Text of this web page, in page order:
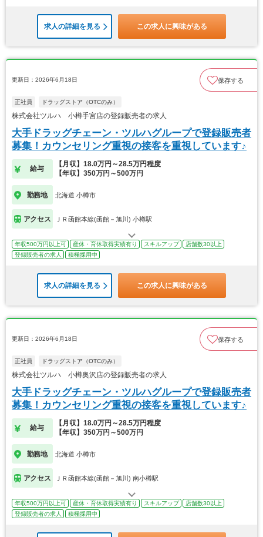
求人の詳細を見る この求人に興味がある
更新日：2026年6月18日 保存する
正社員 ドラッグストア（OTCのみ）
株式会社ツルハ 小樽手宮店の登録販売者の求人
大手ドラッグチェーン・ツルハグループで登録販売者
募集！カウンセリング重視の接客を重視しています♪
給与
【月収】18.0万円～28.5万円程度
【年収】350万円～500万円
勤務地 北海道 小樽市
アクセス ＪＲ函館本線(函館－旭川) 小樽駅
年収500万円以上可 産休・育休取得実績有り スキルアップ
店舗数30以上
登録販売者の求人
積極採用中
求人の詳細を見る この求人に興味がある
更新日：2026年6月18日 保存する
正社員 ドラッグストア（OTCのみ）
株式会社ツルハ 小樽奥沢店の登録販売者の求人
大手ドラッグチェーン・ツルハグループで登録販売者
募集！カウンセリング重視の接客を重視しています♪
給与
【月収】18.0万円～28.5万円程度
【年収】350万円～500万円
勤務地 北海道 小樽市
アクセス ＪＲ函館本線(函館－旭川) 南小樽駅
年収500万円以上可 産休・育休取得実績有り スキルアップ
店舗数30以上
登録販売者の求人
積極採用中